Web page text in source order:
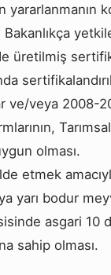
yararlanmanın
Bakanlıkça
üretilmiş
ve/veya 2008-
olması.
etmek
yarı bodur
asgari 10
sahip olması.